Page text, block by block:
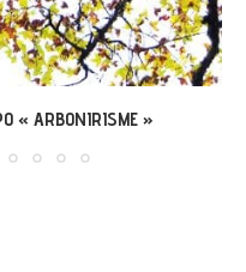
« ARBONIRISME »